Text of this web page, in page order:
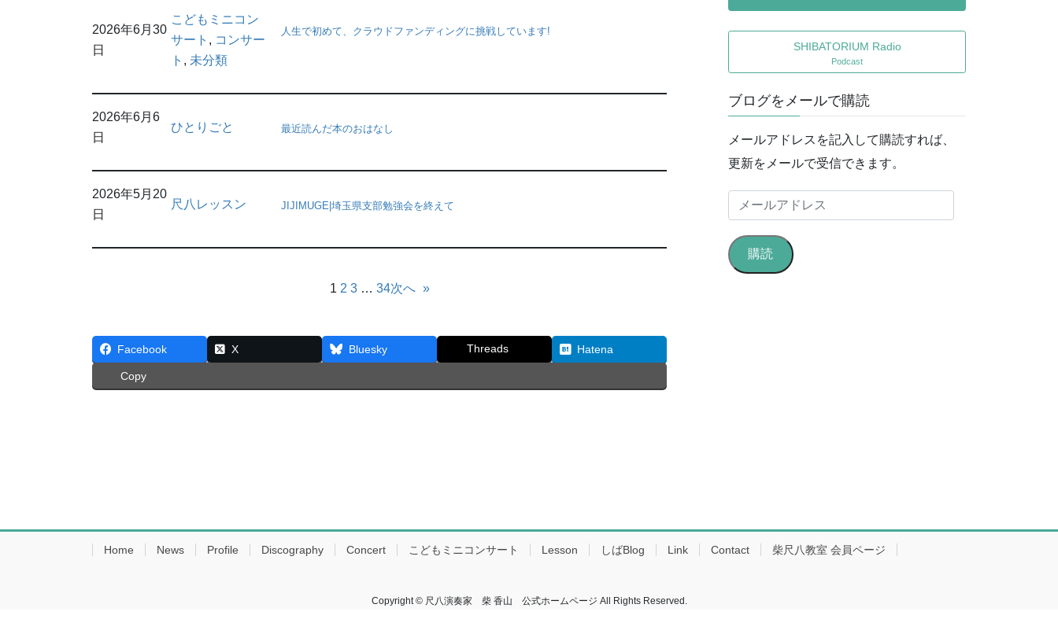
2026年6月30
日
こどもミニコン
サート , コンサー
ト , 未分類
人生で初めて、クラウドファンディングに挑戦しています!
2026年6月6
日
ひとりごと 最近読んだ本のおはなし
2026年5月20
日
尺八レッスン JIJIMUGE|埼玉県支部勉強会を終えて
1 2 3 … 34次へ »
Facebook X Bluesky Threads Hatena
Copy
SHIBATORIUM Radio
Podcast
ブログをメールで購読
メールアドレスを記入して購読すれば、
更新をメールで受信できます。
ー
ル
ア
購読
Home News Profile Discography Concert こどもミニコンサート Lesson しばBlog Link Contact 柴尺八教室 会員ページ
Copyright © 尺八演奏家 柴 香山 公式ホームページ All Rights Reserved.